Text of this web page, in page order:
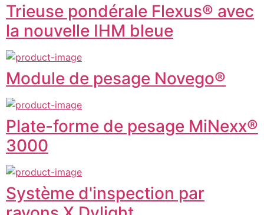
Trieuse pondérale Flexus® avec
la nouvelle IHM bleue
Module de pesage Novego®
Plate-forme de pesage MiNexx®
3000
Système d'inspection par